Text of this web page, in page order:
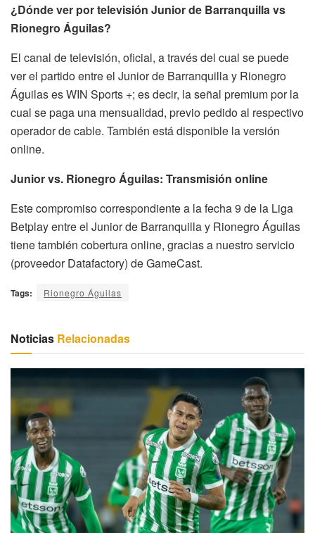
¿Dónde ver por televisión Junior de Barranquilla vs
Rionegro Águilas?
El canal de televisión, oficial, a través del cual se puede
ver el partido entre el Junior de Barranquilla y Rionegro
Águilas es WIN Sports +; es decir, la señal premium por la
cual se paga una mensualidad, previo pedido al respectivo
operador de cable. También está disponible la versión
online.
Junior vs. Rionegro Águilas: Transmisión online
Este compromiso correspondiente a la fecha 9 de la Liga
Betplay entre el Junior de Barranquilla y Rionegro Águilas
tiene también cobertura online, gracias a nuestro servicio
(proveedor Datafactory) de GameCast.
Tags: Rionegro Águilas
Noticias Relacionadas